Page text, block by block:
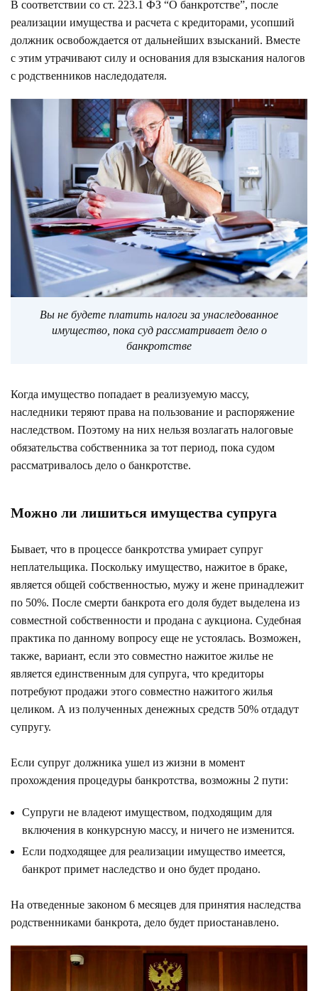
В соответствии со ст. 223.1 ФЗ “О банкротстве”, после
реализации имущества и расчета с кредиторами, усопший
должник освобождается от дальнейших взысканий. Вместе
с этим утрачивают силу и основания для взыскания налогов
с родственников наследодателя.
Вы не будете платить налоги за унаследованное
имущество, пока суд рассматривает дело о
банкротстве
Когда имущество попадает в реализуемую массу,
наследники теряют права на пользование и распоряжение
наследством. Поэтому на них нельзя возлагать налоговые
обязательства собственника за тот период, пока судом
рассматривалось дело о банкротстве.
Можно ли лишиться имущества супруга
Бывает, что в процессе банкротства умирает супруг
неплательщика. Поскольку имущество, нажитое в браке,
является общей собственностью, мужу и жене принадлежит
по 50%. После смерти банкрота его доля будет выделена из
совместной собственности и продана с аукциона. Судебная
практика по данному вопросу еще не устоялась. Возможен,
также, вариант, если это совместно нажитое жилье не
является единственным для супруга, что кредиторы
потребуют продажи этого совместно нажитого жилья
целиком. А из полученных денежных средств 50% отдадут
супругу.
Если супруг должника ушел из жизни в момент
прохождения процедуры банкротства, возможны 2 пути:
Супруги не владеют имуществом, подходящим для
включения в конкурсную массу, и ничего не изменится.
Если подходящее для реализации имущество имеется,
банкрот примет наследство и оно будет продано.
На отведенные законом 6 месяцев для принятия наследства
родственниками банкрота, дело будет приостанавлено.